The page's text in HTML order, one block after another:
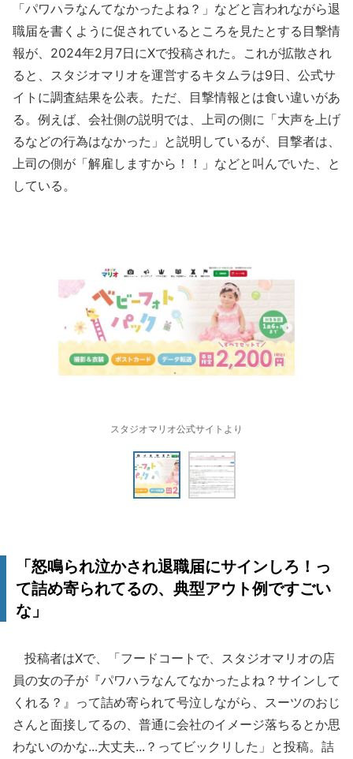
「パワハラなんてなかったよね？」などと言われながら退
職届を書くように促されているところを見たとする目撃情
報が、2024年2月7日にXで投稿された。これが拡散され
ると、スタジオマリオを運営するキタムラは9日、公式サ
イトに調査結果を公表。ただ、目撃情報とは食い違いがあ
る。例えば、会社側の説明では、上司の側に「大声を上げ
るなどの行為はなかった」と説明しているが、目撃者は、
上司の側が「解雇しますから！！」などと叫んでいた、と
している。
スタジオマリオ公式サイトより
「怒鳴られ泣かされ退職届にサインしろ！っ
て詰め寄られてるの、典型アウト例ですごい
な」
投稿者はXで、「フードコートで、スタジオマリオの店
員の女の子が『パワハラなんてなかったよね？サインして
くれる？』って詰め寄られて号泣しながら、スーツのおじ
さんと面接してるの、普通に会社のイメージ落ちるとか思
わないのかな...大丈夫...？ってビックリした」と投稿。詰